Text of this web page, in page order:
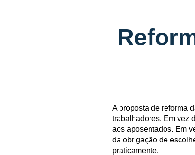
A proposta de reforma
trabalhadores. Em vez
aos aposentados. Em
da obrigação de
praticamente.